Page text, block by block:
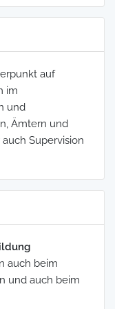
auf
im
und
Ämtern und
Supervision
auch beim
und auch beim